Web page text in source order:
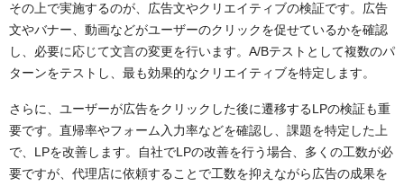
その上で実施するのが、広告文やクリエイティブの検証です。広告
文やバナー、動画などがユーザーのクリックを促せているかを確認
し、必要に応じて文言の変更を行います。A/Bテストとして複数のパ
ターンをテストし、最も効果的なクリエイティブを特定します。
さらに、ユーザーが広告をクリックした後に遷移するLPの検証も重
要です。直帰率やフォーム入力率などを確認し、課題を特定した上
で、LPを改善します。自社でLPの改善を行う場合、多くの工数が必
要ですが、代理店に依頼することで工数を抑えながら広告の成果を